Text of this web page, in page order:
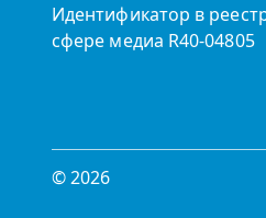
Идентификатор в
сфере медиа R40-04805
© 2026